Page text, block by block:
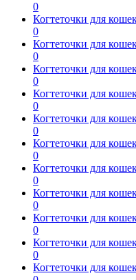
0
Когтеточки для
0
Когтеточки для
0
Когтеточки для
0
Когтеточки для
0
Когтеточки для
0
Когтеточки для
0
Когтеточки для
0
Когтеточки для
0
Когтеточки для
0
Когтеточки для
0
Когтеточки для